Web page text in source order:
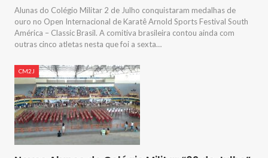
Alunas do Colégio Militar 2 de Julho conquistaram medalhas de
ouro no Open Internacional de Karatê Arnold Sports Festival South
América – Classic Brasil. A comitiva brasileira contou ainda com
outras cinco atletas nesta que foi a sexta…
CM2J